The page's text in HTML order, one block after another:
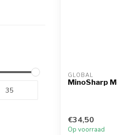
GLOBAL
MinoSharp
€34,50
Op voorraad